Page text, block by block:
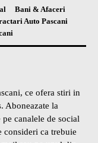
Bani & Afaceri
Auto Pascani
ce ofera stiri in
Aboneazate la
canalele de social
consideri ca trebuie